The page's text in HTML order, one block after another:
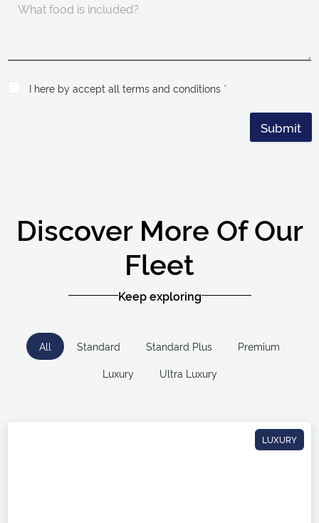
I here by accept all terms and conditions *
Submit
Discover More Of Our
Fleet
Keep exploring
All Standard Standard Plus
Premium
Luxury
Ultra Luxury
LUXURY